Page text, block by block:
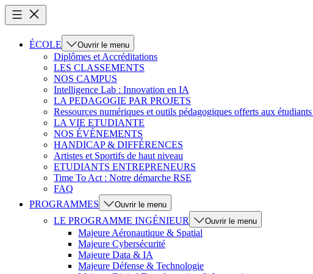
ÉCOLE Ouvrir le menu
Diplômes et Accréditations
LES CLASSEMENTS
NOS CAMPUS
Intelligence Lab : Innovation en IA
LA PEDAGOGIE PAR PROJETS
Ressources numériques et outils pédagogiques offerts aux
LA VIE ETUDIANTE
NOS ÉVÉNEMENTS
HANDICAP & DIFFÉRENCES
Artistes et Sportifs de haut niveau
ETUDIANTS ENTREPRENEURS
Time To Act : Notre démarche RSE
FAQ
PROGRAMMES
Ouvrir le menu
LE PROGRAMME INGÉNIEUR Ouvrir le menu
Majeure Aéronautique & Spatial
Majeure Cybersécurité
Majeure Data & IA
Majeure Défense & Technologie